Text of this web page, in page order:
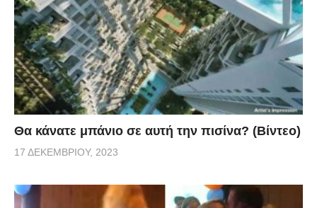
Θα κάνατε μπάνιο σε αυτή την πισίνα? (Βίντεο)
17 ΔΕΚΕΜΒΡΊΟΥ, 2023